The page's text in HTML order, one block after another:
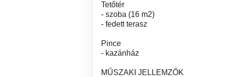
Tetőtér
- szoba (16 m2)
- fedett terasz
Pince
- kazánház
MŰSZAKI JELLEMZŐK